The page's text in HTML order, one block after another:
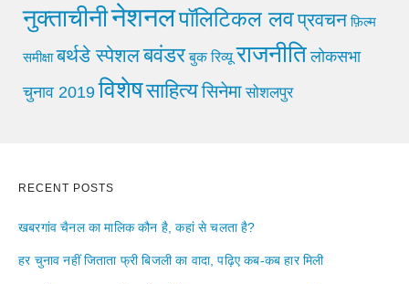
नुक्ताचीनीनेशनलपॉलिटिकल लवप्रवचन फ़िल्म
समीक्षा बर्थडे स्पेशलबवंडर बुक रिव्यू राजनीति लोकसभा
चुनाव 2019 विशेषसाहित्यसिनेमा सोशलपुर
RECENT POSTS
खबरगांव चैनल का मालिक कौन है, कहां से चलता है?
हर चुनाव नहीं जिताता फ्री बिजली का वादा, पढ़िए कब-कब हार मिली